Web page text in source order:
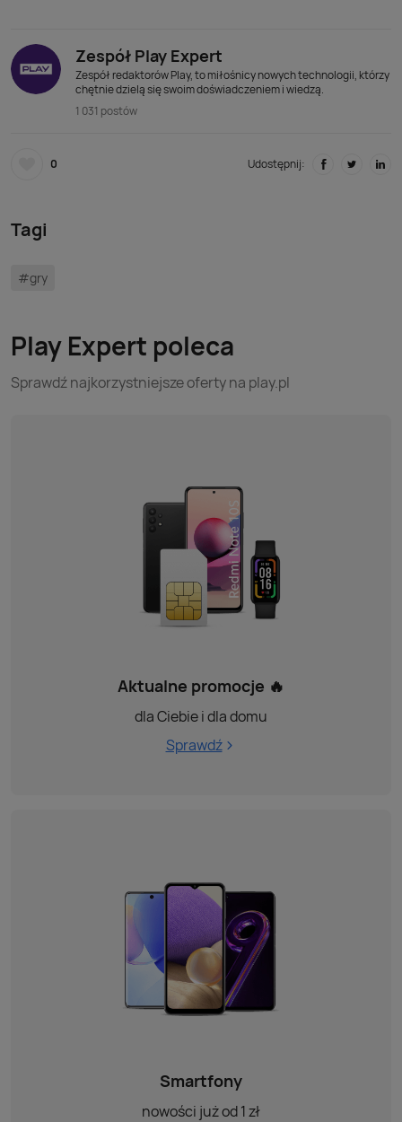
Zespół Play Expert
Zespół redaktorów Play, to miłośnicy nowych technologii, którzy
chętnie dzielą się swoim doświadczeniem i wiedzą.
1 031 postów
0 Udostępnij:
Tagi
#gry
Play Expert poleca
Sprawdź najkorzystniejsze oferty na play.pl
Aktualne promocje 🔥
dla Ciebie i dla domu
Sprawdź
Smartfony
nowości już od 1 zł